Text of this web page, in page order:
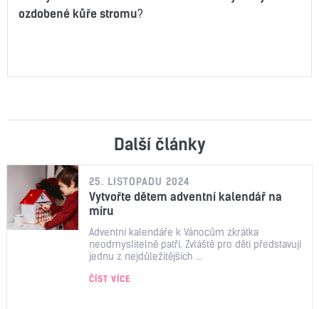
ozdobené kůře stromu?
Další články
25. LISTOPADU 2024
Vytvořte dětem adventní kalendář na
míru
Adventní kalendáře k Vánocům zkrátka
neodmyslitelně patří. Zvláště pro děti představují
jednu z nejdůležitějších ...
ČÍST VÍCE